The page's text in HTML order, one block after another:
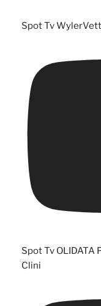
Spot Tv
Spot Tv
Clini